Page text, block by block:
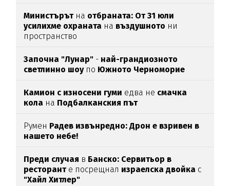
Министърътна отбраната: От 31 юли
усилихме охраната на въздушното ни
пространство
Започна "Лунар" - най-грандиозното
светлинно шоупо Южното Черноморие
Камион с износени гуми едва нe смачка
кола на Подбалканския път
Румен Радев извънредно: Дрон е взривен в
нашето небе!
Преди случая в Банско: Сервитьор в
ресторант е посрещнал израелска двойка с
"Хайл Хитлер"